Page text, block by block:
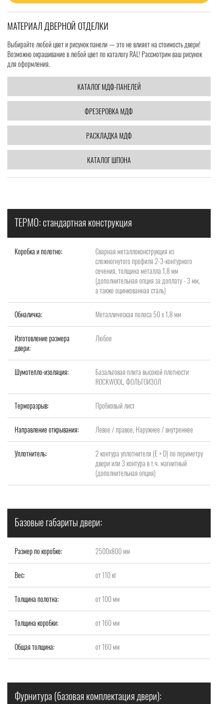
МАТЕРИАЛ ДВЕРНОЙ ОТДЕЛКИ
Выбирайте любой цвет и рисунок панели — это не влияет на стоимость двери!
Возможно окрашивание в любой цвет по каталогу RAL! Рассмотрим ваш рисунок
для оформления.
КАТАЛОГ МДФ-ПАНЕЛЕЙ
ФРЕЗЕРОВКА МДФ
РАСКЛАДКА МДФ
КАТАЛОГ ШПОНА
ТЕРМО: стандартная конструкция
Коробка и полотно:
Сварная металлоконструкция из
сложногнутого профиля 2-3-контурного
сечения, толщина металла 1,8 мм
(дополнительная опция за доплату - 3 мм,
а также оцинкованная сталь)
Обналичка: Металлическая полоса 50 х 1,8 мм
Изготовление размера
двери:
Любое
Шумотепло-изоляция:
Базальтовая плита высокой плотности
ROCKWOOL, ФОЛЬГОИЗОЛ
Терморазрыв: Пробковый лист
Направление открывания: Левое / правое, Наружнее / внутреннее
Уплотнитель:
2 контура уплотнителя (Е + D) по периметру
двери или 3 контура в т.ч. магнитный
(дополнительная опция)
Базовые габариты двери:
Размер по коробке: 2500х800 мм
Вес: от 110 кг
Толщина полотна: от 100 мм
Толщина коробки: от 160 мм
Общая толщина: от 160 мм
Фурнитура (базовая комплектация двери):